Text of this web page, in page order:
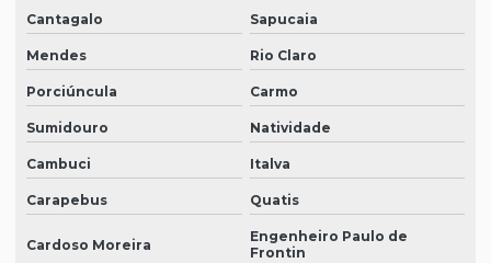
Cantagalo Sapucaia
Mendes Rio Claro
Porciúncula Carmo
Sumidouro Natividade
Cambuci Italva
Carapebus Quatis
Cardoso Moreira
Engenheiro Paulo de
Frontin